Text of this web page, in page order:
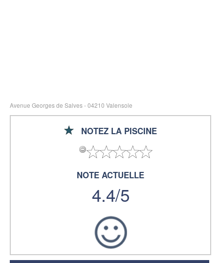
Avenue Georges de Salves - 04210 Valensole
NOTEZ LA PISCINE
NOTE ACTUELLE
4.4/5